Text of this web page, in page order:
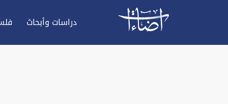
دراسات وأبحاث